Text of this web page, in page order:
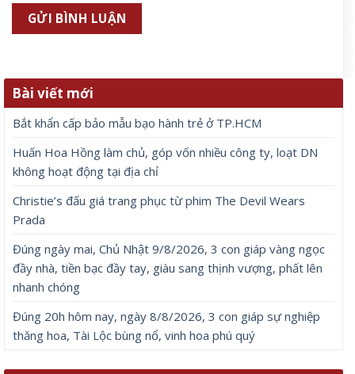
Bài viết mới
Bắt khẩn cấp bảo mẫu bạo hành trẻ ở TP.HCM
Huấn Hoa Hồng làm chủ, góp vốn nhiều công ty, loạt DN
không hoạt động tại địa chỉ
Christie’s đấu giá trang phục từ phim The Devil Wears
Prada
Đúng ngày mai, Chủ Nhật 9/8/2026, 3 con giáp vàng ngọc
đầy nhà, tiền bạc đầy tay, giàu sang thịnh vượng, phất lên
nhanh chóng
Đúng 20h hôm nay, ngày 8/8/2026, 3 con giáp sự nghiệp
thăng hoa, Tài Lộc bùng nổ, vinh hoa phú quý